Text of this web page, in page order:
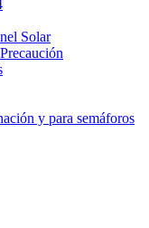
Solar
y para semáforos